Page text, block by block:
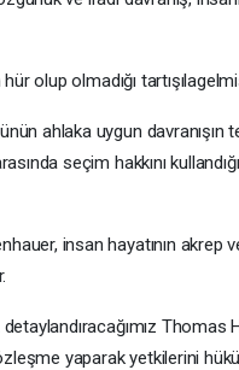
olup olmadığı
ahlaka uygun davranışın
seçim hakkını
insan hayatının akrep
yaparak yetkilerini